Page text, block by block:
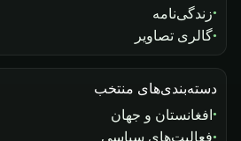
زندگی‌نامه
گالری تصاویر
دسته‌بندی‌های منتخب
افغانستان و جهان
فعالیت‌های سیاسی